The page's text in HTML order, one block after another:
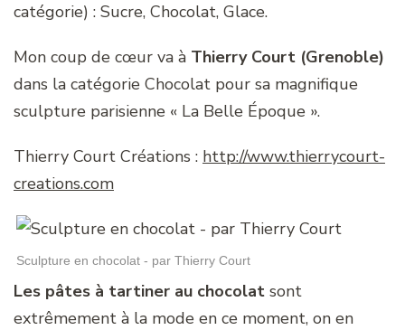
catégorie) : Sucre, Chocolat, Glace.
Mon coup de cœur va à Thierry Court (Grenoble)
dans la catégorie Chocolat pour sa magnifique
sculpture parisienne « La Belle Époque ».
Thierry Court Créations : http://www.thierrycourt-
creations.com
Sculpture en chocolat - par Thierry Court
Les pâtes à tartiner au chocolat sont
extrêmement à la mode en ce moment, on en